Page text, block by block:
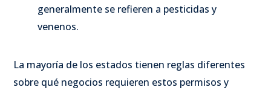
generalmente se refieren a pesticidas y
venenos.
La mayoría de los estados tienen reglas diferentes
sobre qué negocios requieren estos permisos y